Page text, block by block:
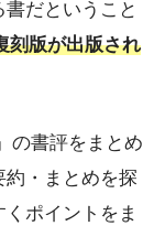
だということ
刻版が出版され
の書評をまとめ
・まとめを探
ポイントをま